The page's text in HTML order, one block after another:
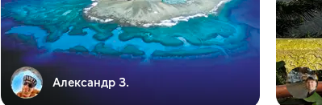
Александр З.